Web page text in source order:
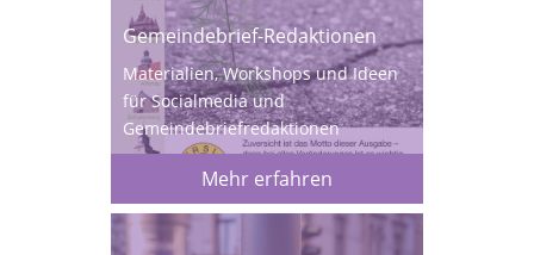
Gemeindebrief-Redaktionen
Materialien, Workshops und Ideen
für Socialmedia und
Gemeindebriefredaktionen
Mehr erfahren